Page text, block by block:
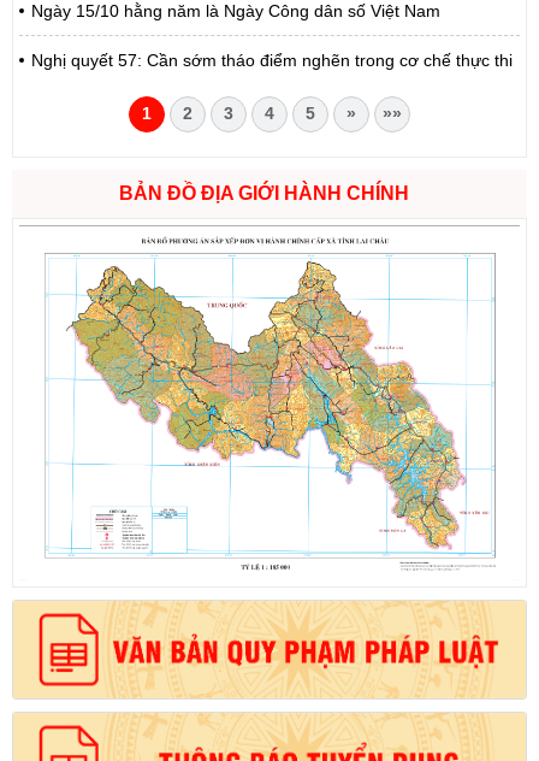
Ngày 15/10 hằng năm là Ngày Công dân số Việt Nam
Nghị quyết 57: Cần sớm tháo điểm nghẽn trong cơ chế thực thi
1 2 3 4 5 » »»
BẢN ĐỒ ĐỊA GIỚI HÀNH CHÍNH
6731/UBND-KTN
(Công văn V/v triển khai thực hiện Nghị định số
303/2026/NĐ-CP ngày 01/8/2026 của Chính phủ sửa đổi, bổ
sung một số điều của Nghị định số 32/2024/NĐ-CP ngày
15/3/2024 của Chính phủ về quản lý, phát triển cụm công nghiệp)
Ngày ban hành: (06/08/2026)
Số:1701/QĐ-UBND
Tên:(Quyết định Về việc công bố thủ tục hành chính được sửa
đổi, bổ sung và phê duyệt Quy trình nội bộ giải quyết trong lĩnh
vực thành lập và hoạt động của hộ kinh doanh thuộc phạm vi